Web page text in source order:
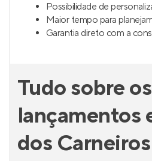
Possibilidade de
Maior tempo para
Garantia direto com a
Tudo sobre os
lançamentos
dos Carneiros